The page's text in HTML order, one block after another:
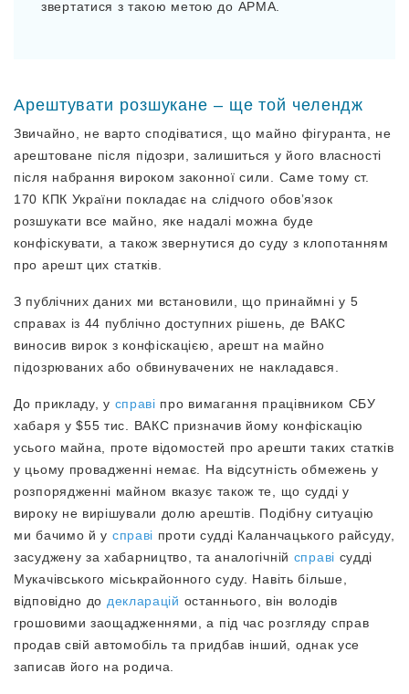
звертатися з такою метою до АРМА.
Арештувати розшукане – ще той челендж
Звичайно, не варто сподіватися, що майно фігуранта, не
арештоване після підозри, залишиться у його власності
після набрання вироком законної сили. Саме тому ст.
170 КПК України покладає на слідчого обовʼязок
розшукати все майно, яке надалі можна буде
конфіскувати, а також звернутися до суду з клопотанням
про арешт цих статків.
З публічних даних ми встановили, що принаймні у 5
справах із 44 публічно доступних рішень, де ВАКС
виносив вирок з конфіскацією, арешт на майно
підозрюваних або обвинувачених не накладався.
До прикладу, у справі про вимагання працівником СБУ
хабаря у $55 тис. ВАКС призначив йому конфіскацію
усього майна, проте відомостей про арешти таких статків
у цьому провадженні немає. На відсутність обмежень у
розпорядженні майном вказує також те, що судді у
вироку не вирішували долю арештів. Подібну ситуацію
ми бачимо й у справі проти судді Каланчацького райсуду,
засуджену за хабарництво, та аналогічній справі судді
Мукачівського міськрайонного суду. Навіть більше,
відповідно до декларацій останнього, він володів
грошовими заощадженнями, а під час розгляду справ
продав свій автомобіль та придбав інший, однак усе
записав його на родича.